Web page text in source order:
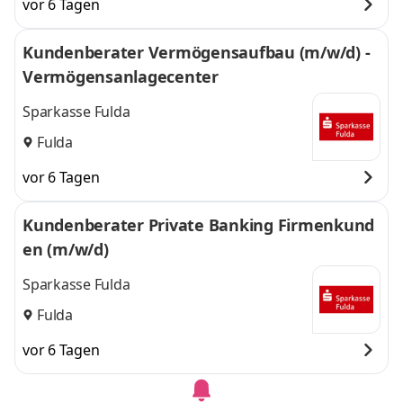
vor 6 Tagen
Kundenberater Vermögensaufbau (m/w/d) -
Vermögensanlagecenter
Sparkasse Fulda
Fulda
vor 6 Tagen
Kundenberater Private Banking Firmenkund
en (m/w/d)
Sparkasse Fulda
Fulda
vor 6 Tagen